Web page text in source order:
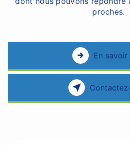
proches.
En savoir